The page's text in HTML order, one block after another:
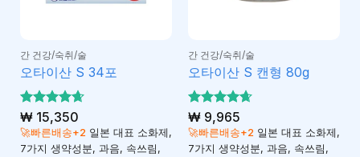
간 건강/숙취/술
오타이산 S 34포
5 중에서
4.67로 평
가됨
₩15,350
🚀빠른배송+2 일본 대표 소화제,
7가지 생약성분, 과음, 속쓰림,
간 건강/숙취/술
오타이산 S 캔형 80g
5 중에서
4.67로 평
가됨
₩9,965
🚀빠른배송+2 일본 대표 소화제,
7가지 생약성분, 과음, 속쓰림,